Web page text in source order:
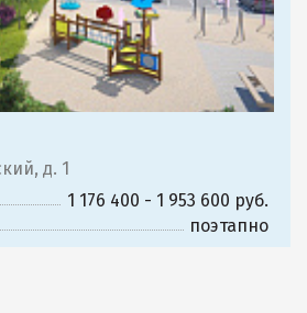
д. 1
1 176 400 - 1 953 600 руб.
поэтапно